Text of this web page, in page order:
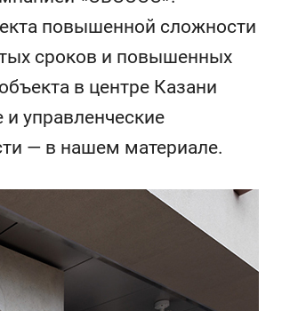
повышенной сложности
сроков и повышенных
в центре Казани
управленческие
— в нашем материале.
антихрупких